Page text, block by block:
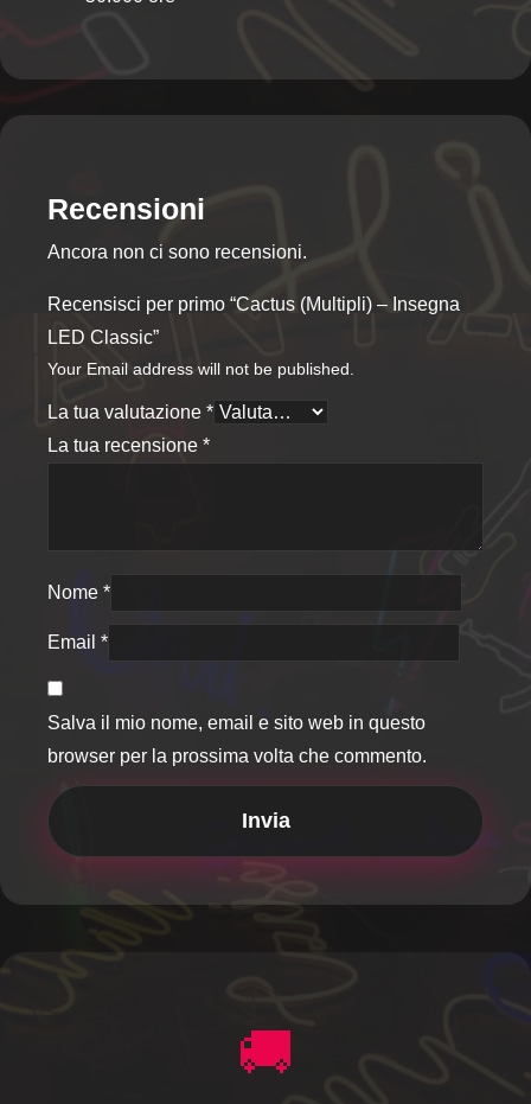
Recensioni
Ancora non ci sono recensioni.
Recensisci per primo “Cactus (Multipli) – Insegna
LED Classic”
Your Email address will not be published.
La tua valutazione *
La tua recensione *
Nome *
Email *
Salva il mio nome, email e sito web in questo
browser per la prossima volta che commento.
🚚